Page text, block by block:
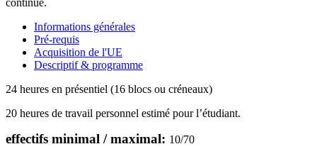
Informations générales
Pré-requis
Acquisition de l'UE
Descriptif & programme
24 heures en présentiel (16 blocs ou créneaux)
20 heures de travail personnel estimé pour l’étudiant.
effectifs minimal / maximal: 10/70